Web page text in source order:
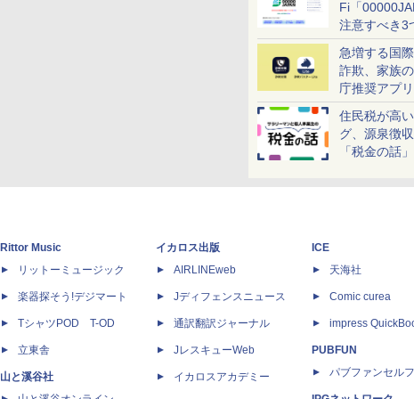
Fi「
注意すべき3
急増する国
詐欺、家族
庁推奨アプ
しよう！
住民税が高
グ、源泉徴
「税金の話
Rittor Music
リットーミュージック
楽器探そう!デジマート
TシャツPOD T-OD
立東舎
山と溪谷社
イカロス出版
AIRLINEweb
Jディフェンスニュース
通訳翻訳ジャーナル
JレスキューWeb
イカロスアカデミー
ICE
天海社
Comic curea
impress
PUBFUN
パブファンセルフ